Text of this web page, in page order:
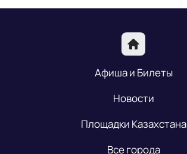
Афиша и Билеты
Новости
Площадки Казахстана
Все города